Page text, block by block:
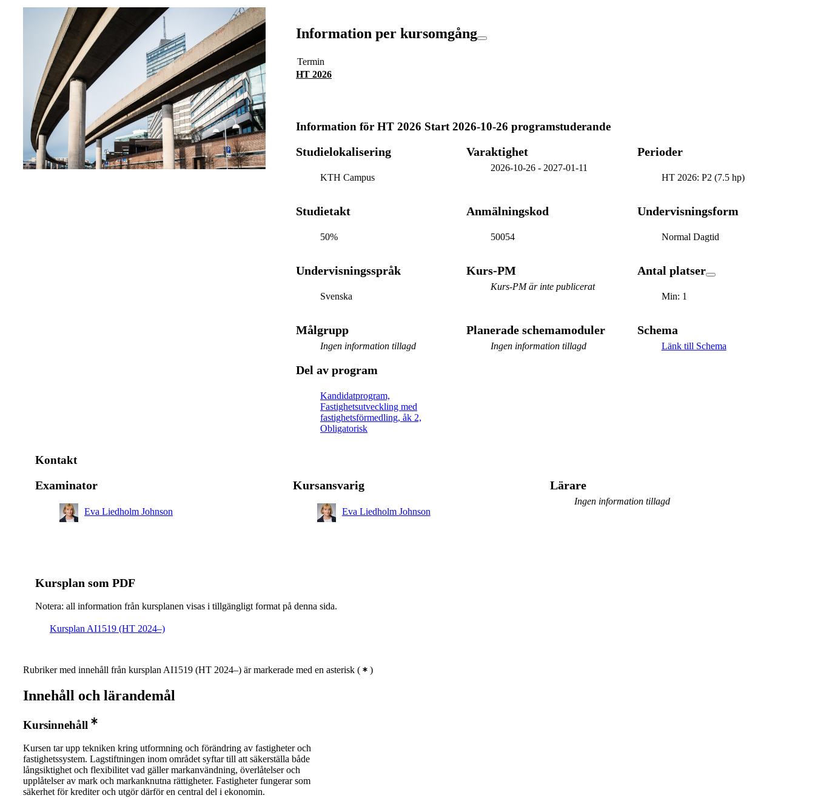
Information per kursomgång
Termin
HT 2026
Information för HT 2026 Start 2026-10-26 programstuderande
Studielokalisering
KTH Campus
Varaktighet
2026-10-26 - 2027-01-11
Perioder
HT 2026: P2 (7.5 hp)
Studietakt
50%
Anmälningskod
50054
Undervisningsform
Normal Dagtid
Undervisningsspråk
Svenska
Kurs-PM
Kurs-PM är inte publicerat
Antal platser
Min: 1
Målgrupp
Ingen information tillagd
Planerade schemamoduler
Ingen information tillagd
Schema
Länk till Schema
Del av program
Kandidatprogram,
Fastighetsutveckling med
fastighetsförmedling, åk 2,
Obligatorisk
Kontakt
Examinator
Eva Liedholm Johnson
Kursansvarig
Eva Liedholm Johnson
Lärare
Ingen information tillagd
Kursplan som PDF
Notera: all information från kursplanen visas i tillgängligt format på denna sida.
Kursplan AI1519 (HT 2024–)
Rubriker med innehåll från kursplan AI1519 (HT 2024–) är markerade med en asterisk ( )
Innehåll och lärandemål
Kursinnehåll
Kursen tar upp tekniken kring utformning och förändring av fastigheter och
fastighetssystem. Lagstiftningen inom området syftar till att säkerställa både
långsiktighet och flexibilitet vad gäller markanvändning, överlåtelser och
upplåtelser av mark och markanknutna rättigheter. Fastigheter fungerar som
säkerhet för krediter och utgör därför en central del i ekonomin.